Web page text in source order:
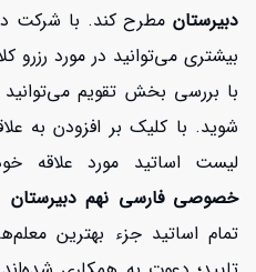
دبیرستان مطرح کند. با شرکت
بیشتری می‌توانید در مورد
با بررسی بخش تقویم
شوید. با کلیک بر افزودن به
لیست اساتید مورد علاقه
خصوصی فارسی نهم دبیرستان
تمام اساتید جزء بهترین